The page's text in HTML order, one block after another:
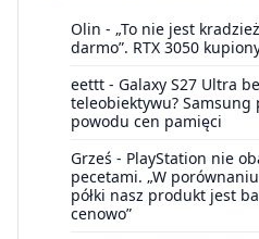
Olin - „To nie jest
darmo”. RTX 3050
eettt - Galaxy S27 Ultra
teleobiektywu? Samsung
powodu cen pamięci
Grześ - PlayStation nie
pecetami. „W
półki nasz produkt jest
cenowo”